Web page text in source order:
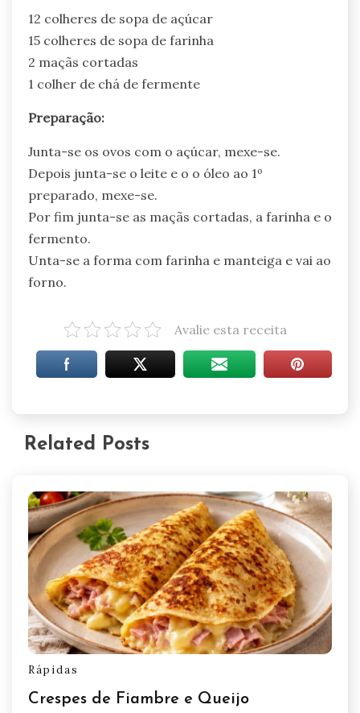
12 colheres de sopa de açúcar
15 colheres de sopa de farinha
2 maçãs cortadas
1 colher de chá de fermente
Preparação:
Junta-se os ovos com o açúcar, mexe-se.
Depois junta-se o leite e o o óleo ao 1º
preparado, mexe-se.
Por fim junta-se as maçãs cortadas, a farinha e o
fermento.
Unta-se a forma com farinha e manteiga e vai ao
forno.
Avalie esta receita
Related Posts
Rápidas
Crespes de Fiambre e Queijo